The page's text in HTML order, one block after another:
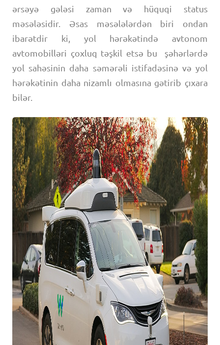
ərsəyə gələsi zaman və hüquqi status
məsələsidir. Əsas məsələlərdən biri ondan
ibarətdir ki, yol hərəkətində avtonom
avtomobilləri çoxluq təşkil etsə bu şəhərlərdə
yol sahəsinin daha səmərəli istifadəsinə və yol
hərəkətinin daha nizamlı olmasına gətirib çıxara
bilər.